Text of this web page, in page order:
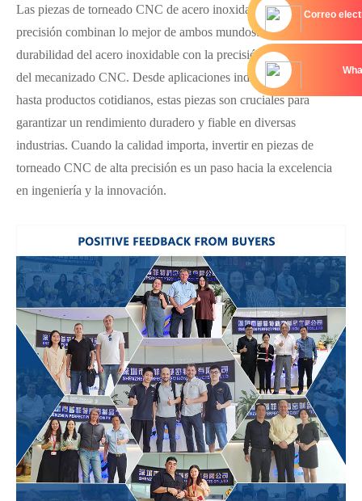
Las piezas de torneado CNC de acero inoxidable de alta
precisión combinan lo mejor de ambos mundos: la resistencia y
durabilidad del acero inoxidable con la precisión y versatilidad
del mecanizado CNC. Desde aplicaciones industriales complejas
hasta productos cotidianos, estas piezas son cruciales para
garantizar un rendimiento duradero y fiable en diversas
industrias. Cuando la calidad importa, invertir en piezas de
torneado CNC de alta precisión es un paso hacia la excelencia
en ingeniería y la innovación.
Correo